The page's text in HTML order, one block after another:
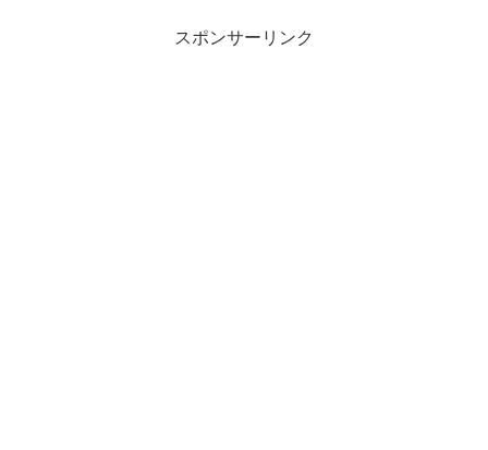
スポンサーリンク